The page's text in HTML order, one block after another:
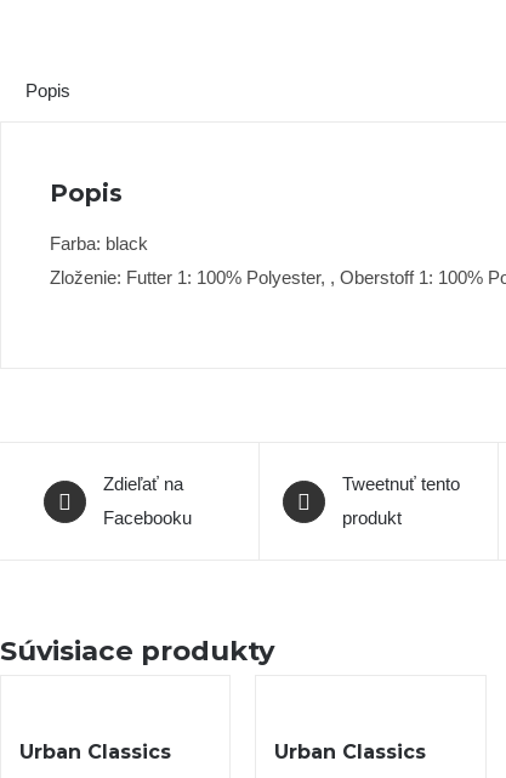
Popis
Popis
Farba: black
Zloženie: Futter 1: 100% Polyester, , Oberstoff 1: 100%
Zdieľať na
Facebooku
Tweetnuť tento
produkt
Súvisiace produkty
Urban Classics
Urban Classics